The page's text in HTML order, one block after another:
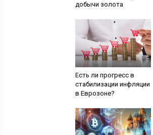
добычи золота
Есть ли прогресс в
стабилизации инфляции
в Еврозоне?